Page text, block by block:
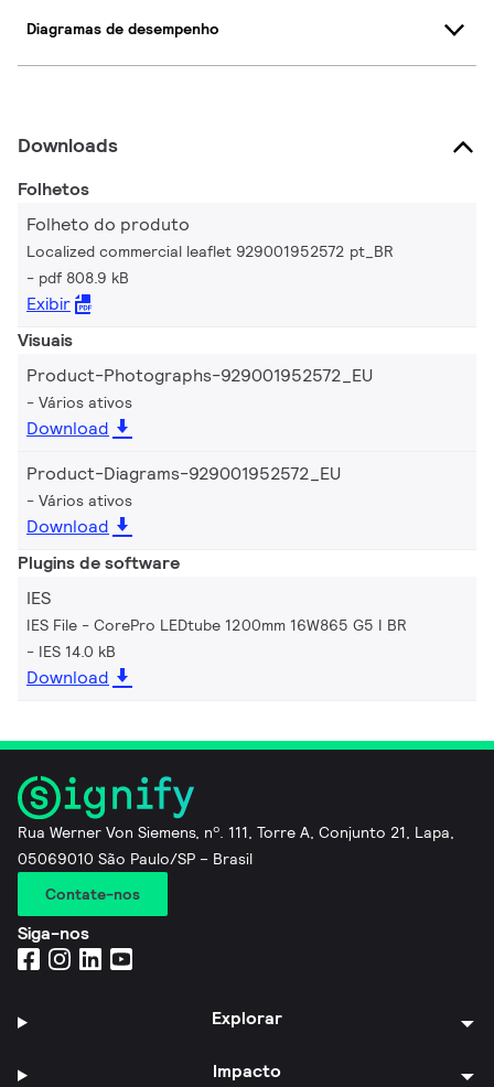
Diagramas de desempenho
Downloads
Folhetos
Folheto do produto
Localized commercial leaflet 929001952572 pt_BR
pdf 808.9 kB
Exibir
Visuais
Product-Photographs-929001952572_EU
Vários ativos
Download
Product-Diagrams-929001952572_EU
Vários ativos
Download
Plugins de software
IES
IES File - CorePro LEDtube 1200mm 16W865 G5 I BR
IES 14.0 kB
Download
Rua Werner Von Siemens, nº. 111, Torre A, Conjunto 21, Lapa,
05069010 São Paulo/SP – Brasil
Contate-nos
Siga-nos
Explorar
Impacto